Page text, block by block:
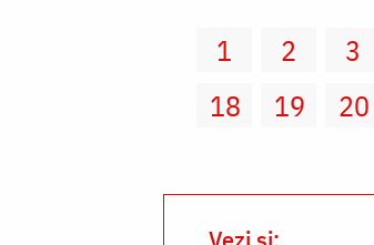
1 2 3
18
19 20